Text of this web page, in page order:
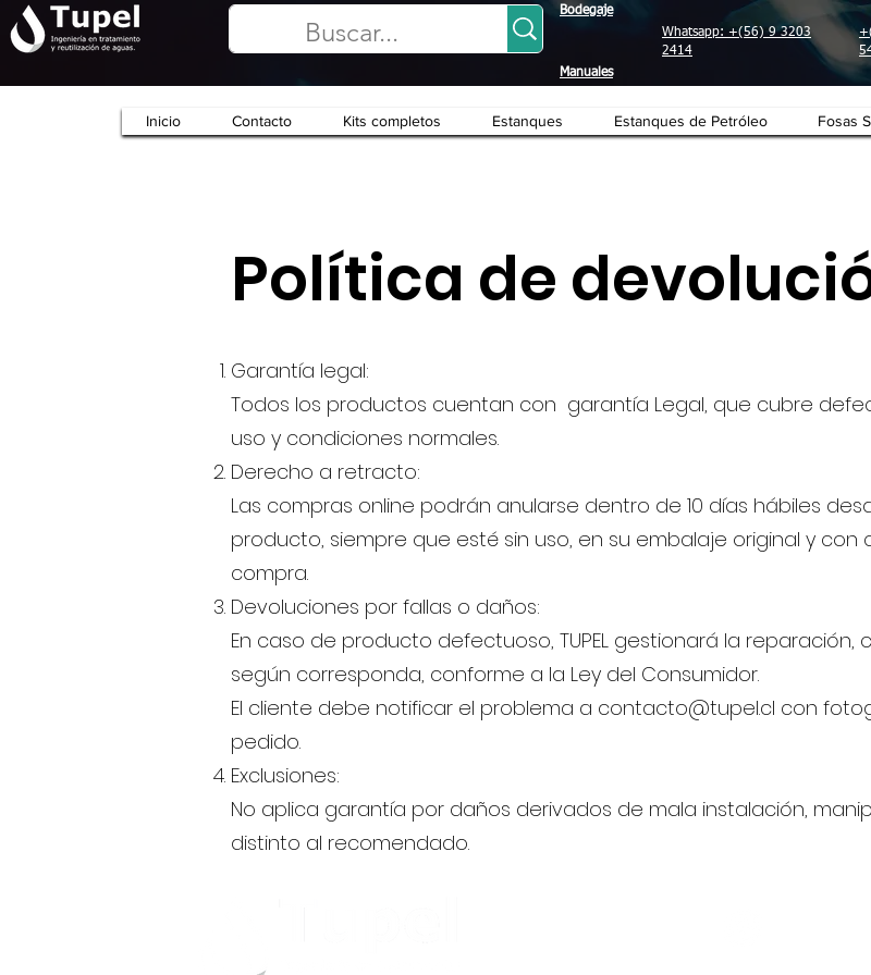
Bodegaje
Whatsapp: +(56) 9 3203
2414
Manuales
Inicio Contacto Kits completos Estanques Estanques de Petróleo Fosas
Política de
Garantía legal:
Todos los productos cuentan con garantía Legal, que cubre
uso y condiciones normales.
Derecho a retracto:
Las compras online podrán anularse dentro de 10 días hábiles
producto, siempre que esté sin uso, en su embalaje original y
compra.
Devoluciones por fallas o daños:
En caso de producto defectuoso, TUPEL gestionará la reparación,
según corresponda, conforme a la Ley del Consumidor.
El cliente debe notificar el problema a contacto@tupel.cl con
pedido.
Exclusiones:
No aplica garantía por daños derivados de mala instalación,
distinto al recomendado.